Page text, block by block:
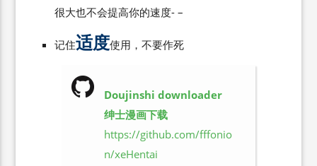
很大也不会提高你的速度- –
记住适度使用，不要作死
Doujinshi downloader
绅士漫画下载
https://github.com/fffonio
n/xeHentai